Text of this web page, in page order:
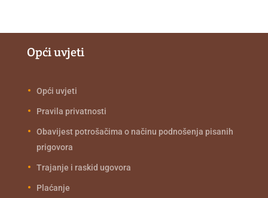
Opći uvjeti
Opći uvjeti
Pravila privatnosti
Obavijest potrošačima o načinu podnošenja pisanih
prigovora
Trajanje i raskid ugovora
Plaćanje